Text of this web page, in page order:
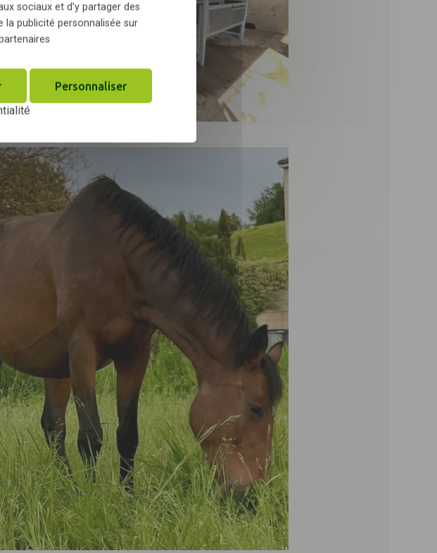
sociaux et d’y partager des
publicité personnalisée sur
Personnaliser